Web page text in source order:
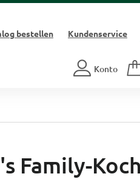
bestellen Kundenservice
Konto
Family-